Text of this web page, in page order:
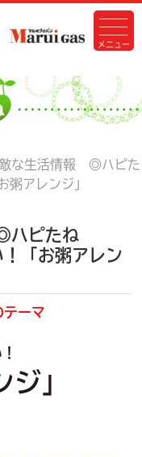
な生活情報 ◎ハピた
アレンジ」
ハピたね
「お粥アレン
テーマ
ジ」